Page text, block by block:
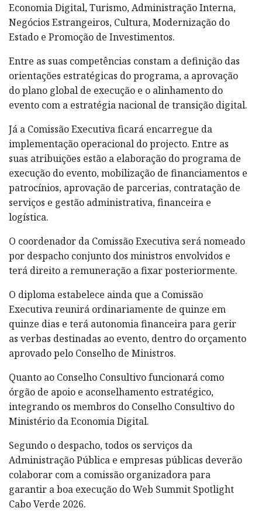
Economia Digital, Turismo, Administração Interna,
Negócios Estrangeiros, Cultura, Modernização do
Estado e Promoção de Investimentos.
Entre as suas competências constam a definição das
orientações estratégicas do programa, a aprovação
do plano global de execução e o alinhamento do
evento com a estratégia nacional de transição digital.
Já a Comissão Executiva ficará encarregue da
implementação operacional do projecto. Entre as
suas atribuições estão a elaboração do programa de
execução do evento, mobilização de financiamentos e
patrocínios, aprovação de parcerias, contratação de
serviços e gestão administrativa, financeira e
logística.
O coordenador da Comissão Executiva será nomeado
por despacho conjunto dos ministros envolvidos e
terá direito a remuneração a fixar posteriormente.
O diploma estabelece ainda que a Comissão
Executiva reunirá ordinariamente de quinze em
quinze dias e terá autonomia financeira para gerir
as verbas destinadas ao evento, dentro do orçamento
aprovado pelo Conselho de Ministros.
Quanto ao Conselho Consultivo funcionará como
órgão de apoio e aconselhamento estratégico,
integrando os membros do Conselho Consultivo do
Ministério da Economia Digital.
Segundo o despacho, todos os serviços da
Administração Pública e empresas públicas deverão
colaborar com a comissão organizadora para
garantir a boa execução do Web Summit Spotlight
Cabo Verde 2026.